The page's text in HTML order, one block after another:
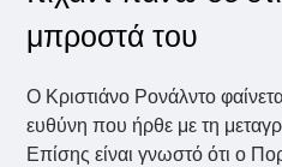
μπροστά του
Ο Κριστιάνο Ρονάλντο
ευθύνη που ήρθε με τη
Επίσης είναι γνωστό ότι ο